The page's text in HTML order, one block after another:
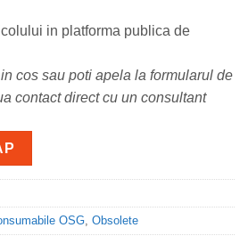
in platforma publica de
cos sau poti apela la formularul de
contact direct cu un consultant
OSG, Obsolete